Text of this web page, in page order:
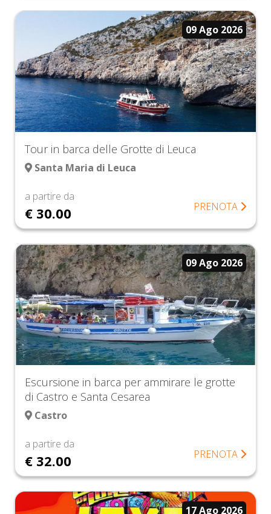
09 Ago 2026
Tour in barca delle Grotte di Leuca
Santa Maria di Leuca
a partire da
€ 30.00 PRENOTA
09 Ago 2026
Escursione in barca per ammirare le grotte
di Castro e Santa Cesarea
Castro
a partire da
€ 32.00 PRENOTA
17 Ago 2026